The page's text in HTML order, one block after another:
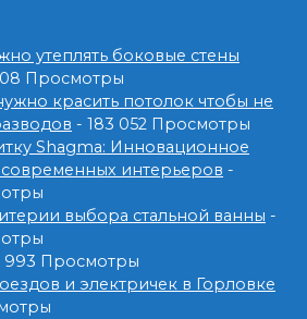
утеплять боковые стены
Просмотры
красить потолок чтобы не
- 183 052 Просмотры
Shagma: Инновационное
интерьеров -
выбора стальной ванны -
993 Просмотры
и электричек в Горловке